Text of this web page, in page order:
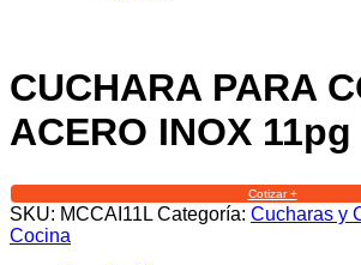
CUCHARA PARA
ACERO INOX
Cotizar +
SKU: MCCAI11L Categoría: Cucharas y
Cocina